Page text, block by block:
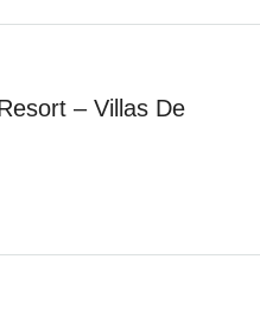
– Villas De